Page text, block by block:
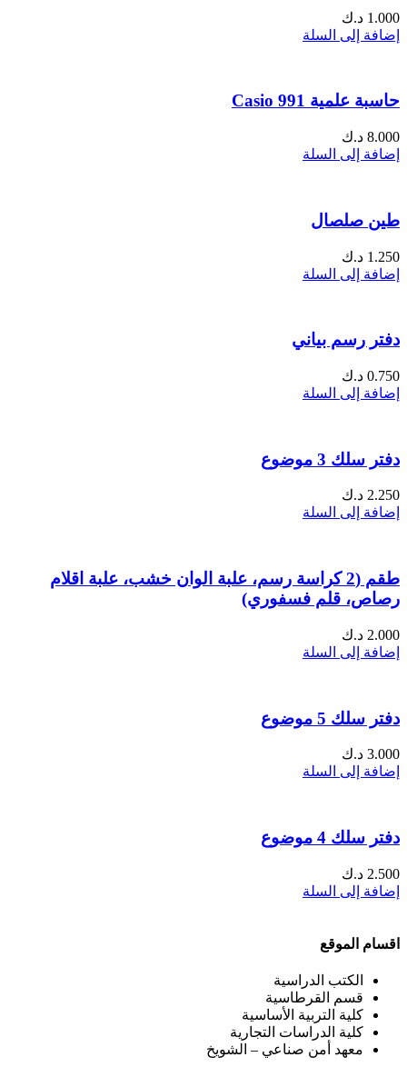
1.000 د.ك
إضافة إلى السلة
حاسبة علمية Casio 991
8.000 د.ك
إضافة إلى السلة
طين صلصال
1.250 د.ك
إضافة إلى السلة
دفتر رسم بياني
0.750 د.ك
إضافة إلى السلة
دفتر سلك 3 موضوع
2.250 د.ك
إضافة إلى السلة
طقم (2 كراسة رسم، علبة الوان خشب، علبة اقلام
رصاص، قلم فسفوري)
2.000 د.ك
إضافة إلى السلة
دفتر سلك 5 موضوع
3.000 د.ك
إضافة إلى السلة
دفتر سلك 4 موضوع
2.500 د.ك
إضافة إلى السلة
اقسام الموقع
الكتب الدراسية
قسم القرطاسية
كلية التربية الأساسية
كلية الدراسات التجارية
معهد أمن صناعي – الشويخ